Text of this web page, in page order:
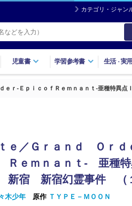
カテゴリ・ジャン
児童書 学習参考書 生活・実用
ｅｒ‐ＥｐｉｃｏｆＲｅｍｎａｎｔ‐亜種特異点
ｅ／Ｇｒａｎｄ Ｏｒ
Ｒｅｍｎａｎｔ‐ 亜種
新宿 新宿幻霊事件 （
木少年 原作 ＴＹＰＥ－ＭＯＯＮ